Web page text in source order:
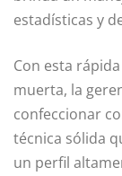
estadísticas y
Con esta
muerta, la
confeccionar
técnica sólida
un perfil